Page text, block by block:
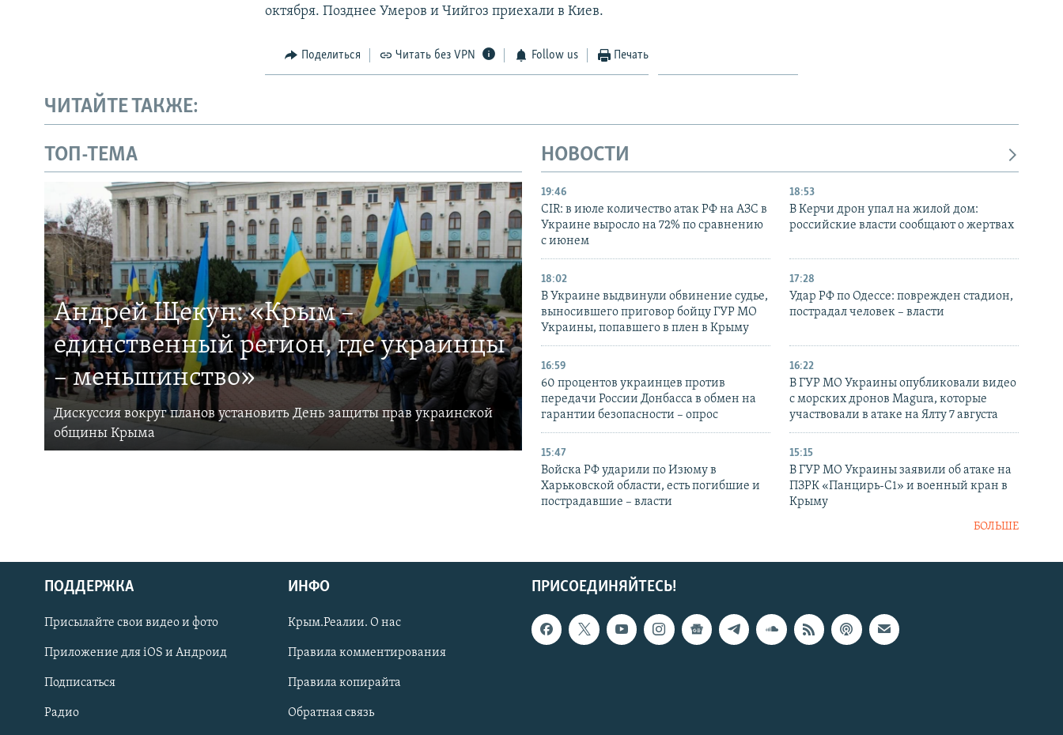
Українською
Qırımtatar
ПРИСОЕДИНЯЙТЕСЬ!
октября. Позднее Умеров и Чийгоз приехали в Киев.
Поделиться Читать без VPN Follow us Печать
ЧИТАЙТЕ ТАКЖЕ:
ТОП-ТЕМА
Андрей Щекун: «Крым –
единственный регион, где украинцы
– меньшинство»
Дискуссия вокруг планов установить День защиты прав украинской
общины Крыма
НОВОСТИ
19:46
CIR: в июле количество атак РФ на АЗС в
Украине выросло на 72% по сравнению
с июнем
18:53
В Керчи дрон упал на жилой дом:
российские власти сообщают о жертвах
18:02
В Украине выдвинули обвинение судье,
выносившего приговор бойцу ГУР МО
Украины, попавшего в плен в Крыму
17:28
Удар РФ по Одессе: поврежден стадион,
пострадал человек – власти
16:59
60 процентов украинцев против
передачи России Донбасса в обмен на
гарантии безопасности – опрос
16:22
В ГУР МО Украины опубликовали видео
с морских дронов Magura, которые
участвовали в атаке на Ялту 7 августа
15:47
Войска РФ ударили по Изюму в
Харьковской области, есть погибшие и
пострадавшие – власти
15:15
В ГУР МО Украины заявили об атаке на
ПЗРК «Панцирь-С1» и военный кран в
Крыму
БОЛЬШЕ
ПРИСОЕДИНЯЙТЕСЬ!
ПОДДЕРЖКА
Присылайте свои видео и фото
Приложение для iOS и Андроид
Подписаться
Радио
ИНФО
Крым.Реалии. О нас
Правила комментирования
Правила копирайта
Обратная связь